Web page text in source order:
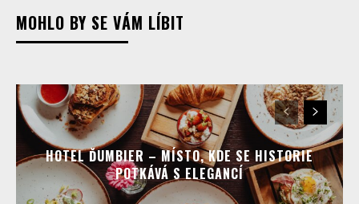
MOHLO BY SE VÁM LÍBIT
HOTEL ĎUMBIER – MÍSTO, KDE SE HISTORIE
POTKÁVÁ S ELEGANCÍ